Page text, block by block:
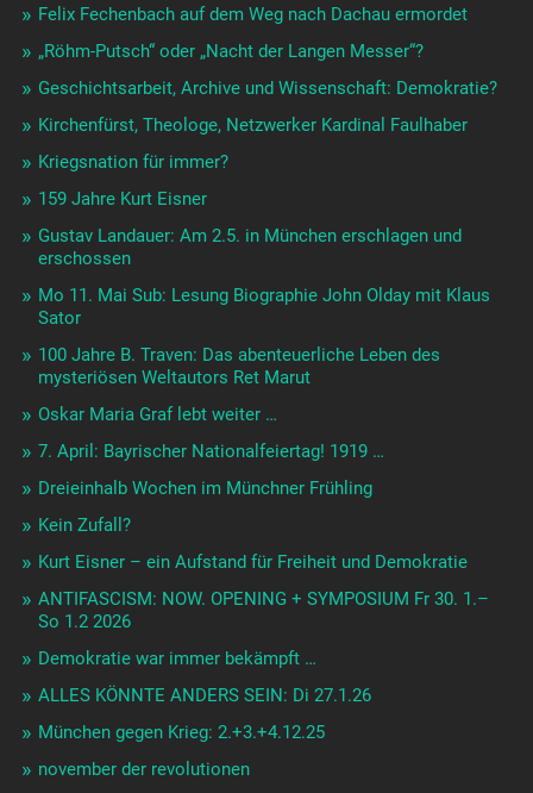
Felix Fechenbach auf dem Weg nach Dachau ermordet
„Röhm-Putsch“ oder „Nacht der Langen Messer“?
Geschichtsarbeit, Archive und Wissenschaft: Demokratie?
Kirchenfürst, Theologe, Netzwerker Kardinal Faulhaber
Kriegsnation für immer?
159 Jahre Kurt Eisner
Gustav Landauer: Am 2.5. in München erschlagen und
erschossen
Mo 11. Mai Sub: Lesung Biographie John Olday mit Klaus
Sator
100 Jahre B. Traven: Das abenteuerliche Leben des
mysteriösen Weltautors Ret Marut
Oskar Maria Graf lebt weiter …
7. April: Bayrischer Nationalfeiertag! 1919 …
Dreieinhalb Wochen im Münchner Frühling
Kein Zufall?
Kurt Eisner – ein Aufstand für Freiheit und Demokratie
ANTIFASCISM: NOW. OPENING + SYMPOSIUM Fr 30. 1.–
So 1.2 2026
Demokratie war immer bekämpft …
ALLES KÖNNTE ANDERS SEIN: Di 27.1.26
München gegen Krieg: 2.+3.+4.12.25
november der revolutionen